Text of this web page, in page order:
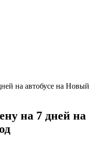
на 7 дней на